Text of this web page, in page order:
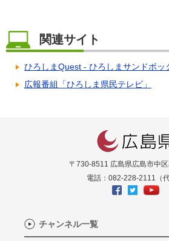
関連サイト
ひろしまQuest - ひろしまサンドボッ
広報番組「ひろしま県民テレビ」
〒730-8511 広島県広島市中
電話：082-228-2111（代
チャンネル一覧